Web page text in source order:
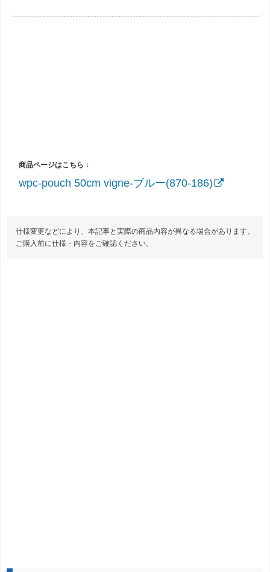
wpc-pouch 50cm vigne-ブルー(870-186)
仕様変更などにより、本記事と実際の商品内容が異なる場合があります。
ご購入前に仕様・内容をご確認ください。